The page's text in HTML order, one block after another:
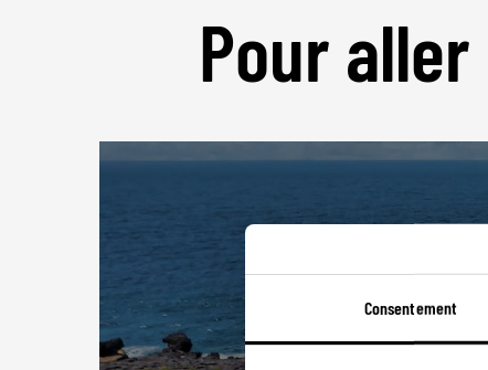
Consentement
Pour